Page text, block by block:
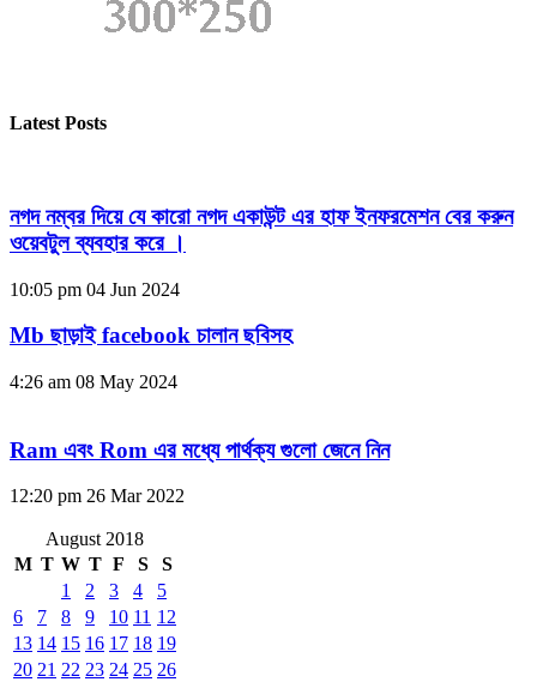
Latest Posts
নগদ নম্বর দিয়ে যে কারো নগদ একাউন্ট এর হাফ ইনফরমেশন বের করুন
ওয়েবটুল ব্যবহার করে ।
10:05 pm 04 Jun 2024
Mb ছাড়াই facebook চালান ছবিসহ
4:26 am 08 May 2024
Ram এবং Rom এর মধ্যে পার্থক্য গুলো জেনে নিন
12:20 pm 26 Mar 2022
August 2018
M T W T F S
S
1
2 3 4
5
6
7 8 9 10 11 12
13 14 15 16 17 18 19
20 21 22 23 24 25 26